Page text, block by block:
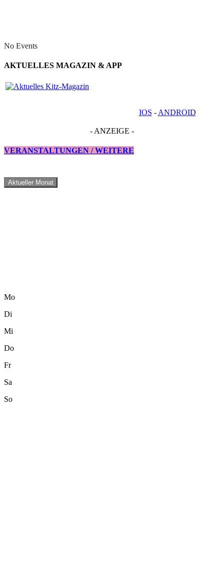
No Events
AKTUELLES MAGAZIN & APP
IOS - ANDROID
- ANZEIGE -
VERANSTALTUNGEN / WEITERE
Aktueller Monat
Mo
Di
Mi
Do
Fr
Sa
So